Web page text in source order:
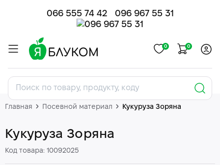
066 555 74 42 096 967 55 31
0 0
Главная Посевной материал Кукуруза Зоряна
Кукуруза Зоряна
Код товара: 10092025